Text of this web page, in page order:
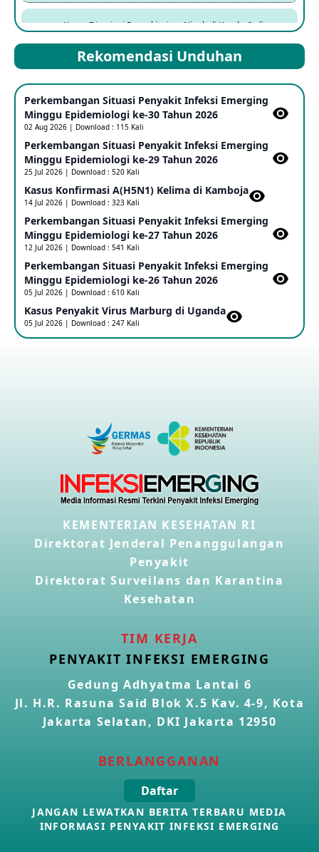
Kasus Dicurigai Penyakit virus Nipah di Kerala, India
Mpox Clade 1b di Taiwan
25 May 2026
Update Informasi PHEIC Penyakit Ebola
23 May 2026
Penetapan Outbreak Penyakit Ebola di RD Kongo dan
Uganda Sebagai PHEIC
17 May 2026
Outbreak Penyakti Ebola di RD Kongo
16 May 2026
Kasus Konfirmasi A(H5NN6) di Cina
Penyakit virus Hanta di Kapal Pesiar Keberangkatan
04 May 2026
Penyakit Meningokokus di Vietnam
28 Apr 2026
Kasus Konfirmasi Avian Influenza A(H5N1) Keempat di
CMNV
Kasus Konfirmasi Avian Influenza A(H9N2) di Italia
19 Mar 2026
Rekomendasi Unduhan
Perkembangan Situasi Penyakit Infeksi Emerging
Minggu Epidemiologi ke-30 Tahun 2026
02 Aug 2026 | Download : 115 Kali
Perkembangan Situasi Penyakit Infeksi Emerging
Minggu Epidemiologi ke-29 Tahun 2026
25 Jul 2026 | Download : 520 Kali
Kasus Konfirmasi A(H5N1) Kelima di Kamboja​
14 Jul 2026 | Download : 323 Kali
Perkembangan Situasi Penyakit Infeksi Emerging
Minggu Epidemiologi ke-27 Tahun 2026
12 Jul 2026 | Download : 541 Kali
Perkembangan Situasi Penyakit Infeksi Emerging
Minggu Epidemiologi ke-26 Tahun 2026
05 Jul 2026 | Download : 610 Kali
Kasus Penyakit Virus Marburg di Uganda
05 Jul 2026 | Download : 247 Kali
KEMENTERIAN KESEHATAN RI
Direktorat Jenderal Penanggulangan
Penyakit
Direktorat Surveilans dan Karantina
Kesehatan
TIM KERJA
PENYAKIT INFEKSI EMERGING
Gedung Adhyatma Lantai 6
Jl. H.R. Rasuna Said Blok X.5 Kav. 4-9, Kota
Jakarta Selatan, DKI Jakarta 12950
BERLANGGANAN
Daftar
JANGAN LEWATKAN BERITA TERBARU MEDIA
INFORMASI PENYAKIT INFEKSI EMERGING